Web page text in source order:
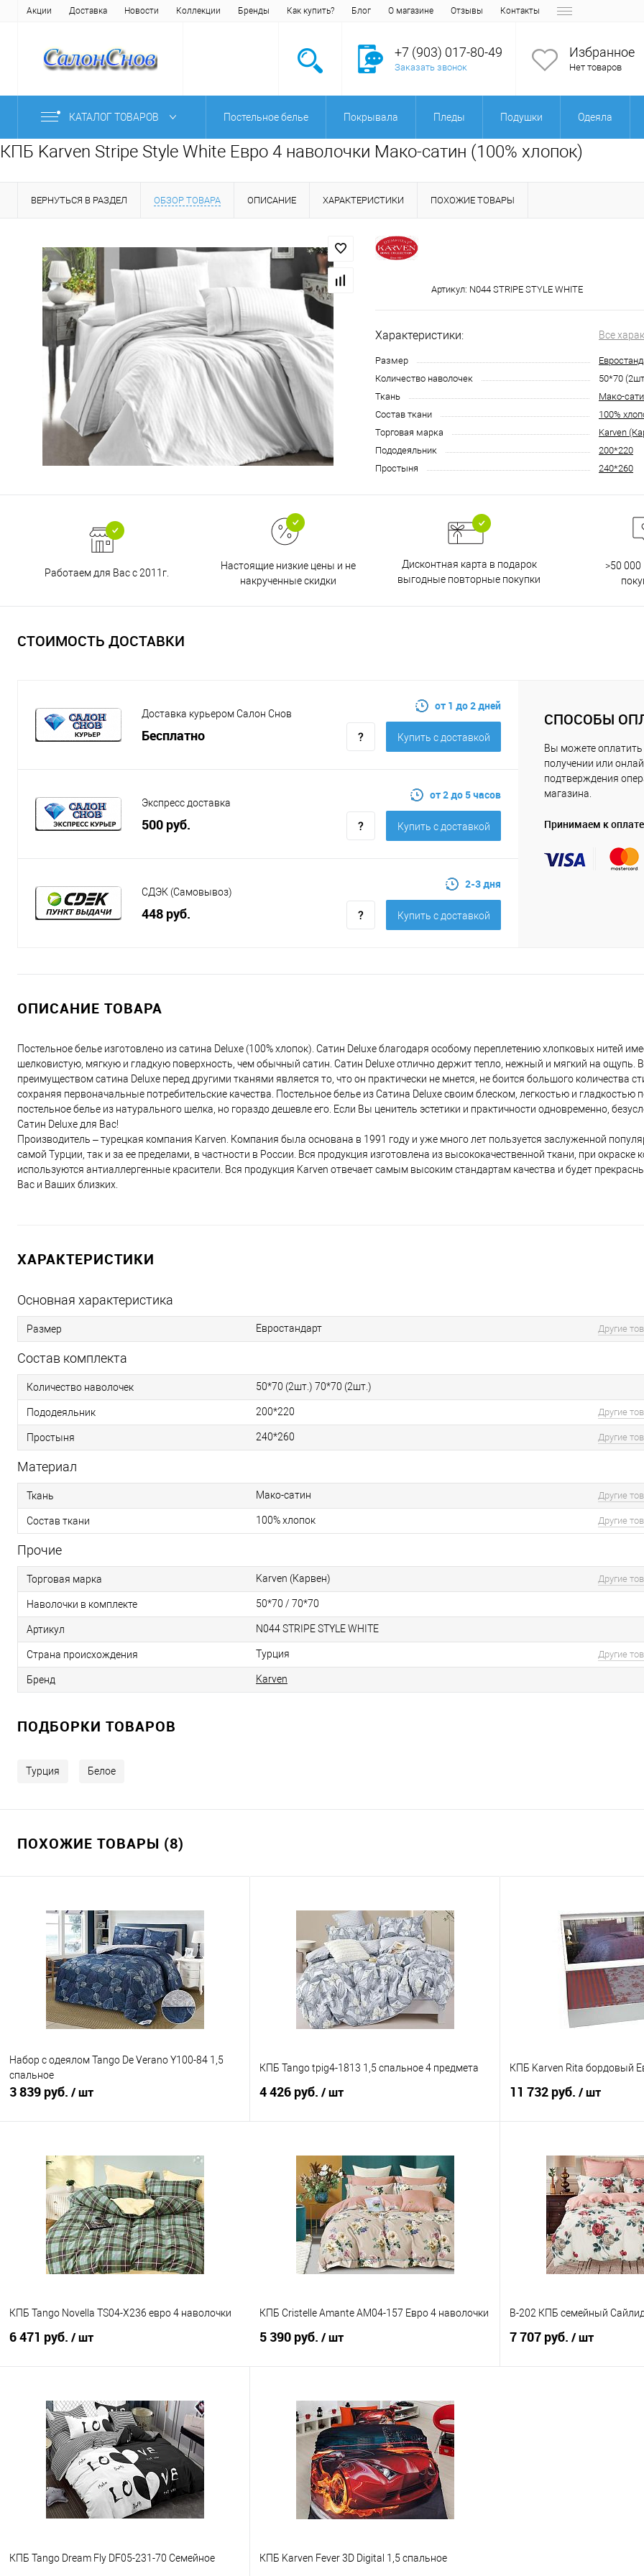
Акции Доставка Новости Коллекции Бренды Как купить? Блог О магазине Отзывы Контакты
+7 (903) 017-80-49
Заказать звонок
Избранное
Нет товаров
КАТАЛОГ ТОВАРОВ Постельное белье Покрывала Пледы Подушки Одеяла
КПБ Karven Stripe Style White Евро 4 наволочки Мако-сатин (100% хлопок)
ВЕРНУТЬСЯ В РАЗДЕЛ ОБЗОР ТОВАРА ОПИСАНИЕ ХАРАКТЕРИСТИКИ ПОХОЖИЕ ТОВАРЫ
Артикул: N044 STRIPE STYLE WHITE
Характеристики: Все
Размер
Количество наволочек
50*70
Ткань
Мако-
Состав ткани
100%
Торговая марка
Karven
Пододеяльник
200*220
Простыня
240*260
Работаем для Вас с 2011г.
Настоящие низкие цены и не
накрученные скидки
Дисконтная карта в подарок
выгодные повторные покупки
>50
СТОИМОСТЬ ДОСТАВКИ
Доставка курьером Салон Снов
Бесплатно
от 1 до 2 дней
Купить c доставкой
Экспресс доставка
500 руб.
от 2 до 5 часов
Купить c доставкой
СДЭК (Самовывоз)
448 руб.
2-3 дня
Купить c доставкой
СПОСОБЫ
Вы можете оплатить
получении или
подтверждения
магазина.
Принимаем к оплате
ОПИСАНИЕ ТОВАРА
Постельное белье изготовлено из сатина Deluxe (100% хлопок). Сатин Deluxe благодаря особому переплетению хлопковых нитей
шелковистую, мягкую и гладкую поверхность, чем обычный сатин. Сатин Deluxe отлично держит тепло, нежный и мягкий на
преимуществом сатина Deluxe перед другими тканями является то, что он практически не мнется, не боится большого количества
сохраняя первоначальные потребительские качества. Постельное белье из Сатина Deluxe своим блеском, легкостью и гладкостью
постельное белье из натурального шелка, но гораздо дешевле его. Если Вы ценитель эстетики и практичности одновременно,
Сатин Deluxe для Вас!
Производитель – турецкая компания Karven. Компания была основана в 1991 году и уже много лет пользуется заслуженной
самой Турции, так и за ее пределами, в частности в России. Вся продукция изготовлена из высококачественной ткани, при окраске
используются антиаллергенные красители. Вся продукция Karven отвечает самым высоким стандартам качества и будет
Вас и Ваших близких.
ХАРАКТЕРИСТИКИ
Основная характеристика
Размер Евростандарт Другие
Состав комплекта
Количество наволочек 50*70 (2шт.) 70*70 (2шт.)
Пододеяльник 200*220 Другие
Простыня 240*260 Другие
Материал
Ткань Мако-сатин Другие
Состав ткани 100% хлопок Другие
Прочие
Торговая марка Karven (Карвен) Другие
Наволочки в комплекте 50*70 / 70*70
Артикул N044 STRIPE STYLE WHITE
Страна происхождения Турция Другие
Бренд Karven
ПОДБОРКИ ТОВАРОВ
Турция Белое
ПОХОЖИЕ ТОВАРЫ (8)
Набор с одеялом Tango De Verano Y100-84 1,5
спальное
3 839 руб. / шт
Купить в 1 клик
Сравнение
В избранное
В наличии
КПБ Tango tpig4-1813 1,5 спальное 4 предмета
4 426 руб. / шт
Купить в 1 клик
Сравнение
В избранное
В наличии
КПБ Karven Rita бордовый
11 732 руб. / шт
Купить в 1 клик
В избранное
КПБ Tango Novella TS04-X236 евро 4 наволочки
6 471 руб. / шт
Купить в 1 клик
Сравнение
В избранное
В наличии
КПБ Cristelle Amante AM04-157 Евро 4 наволочки
5 390 руб. / шт
Купить в 1 клик
Сравнение
В избранное
В наличии
B-202 КПБ семейный
7 707 руб. / шт
КПБ Tango Dream Fly DF05-231-70 Семейное КПБ Karven Fever 3D Digital 1,5 спальное